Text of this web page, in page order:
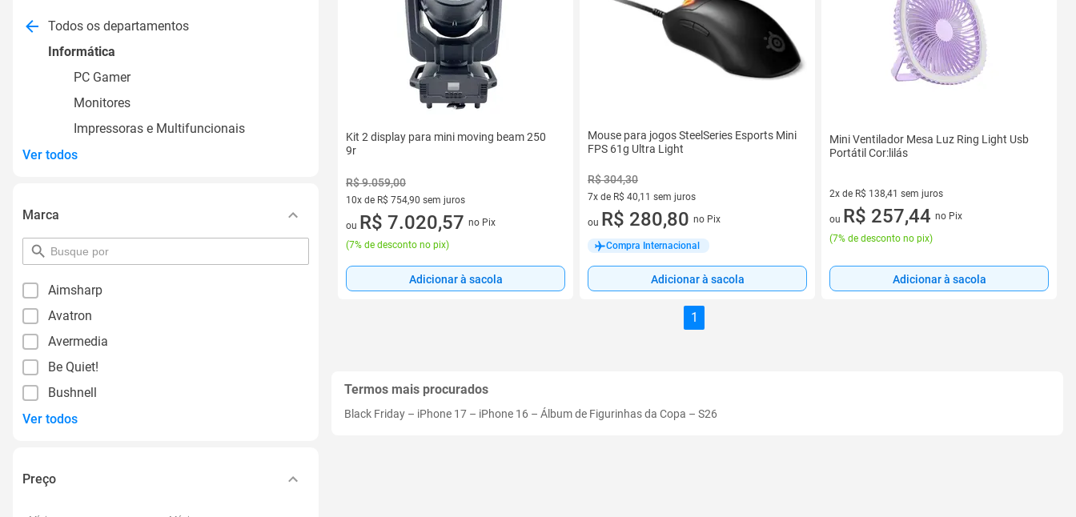
Todos os departamentos
Informática
PC Gamer
Monitores
Impressoras e Multifuncionais
Ver todos
Marca
pesquisar
por
Aimsharp
Avatron
Avermedia
Be Quiet!
Bushnell
Ver todos
Preço
Kit 2 display para mini moving beam 250
9r
R$ 9.059,00
10x de R$ 754,90 sem juros
10 vez de R$ 754,90 sem juros
ou R$ 7.020,57 no Pix
(7% de desconto no pix)
Adicionar à sacola
Mouse para jogos SteelSeries Esports Mini
FPS 61g Ultra Light
R$ 304,30
7x de R$ 40,11 sem juros
7 vez de R$ 40,11 sem juros
ou R$ 280,80 no Pix
Compra Internacional
Adicionar à sacola
Mini Ventilador Mesa Luz Ring Light Usb
Portátil Cor:lilás
2x de R$ 138,41 sem juros
2 vez de R$ 138,41 sem juros
ou R$ 257,44 no Pix
(7% de desconto no pix)
Adicionar à sacola
1
Termos mais procurados
Black Friday – iPhone 17 – iPhone 16 – Álbum de Figurinhas da Copa – S26